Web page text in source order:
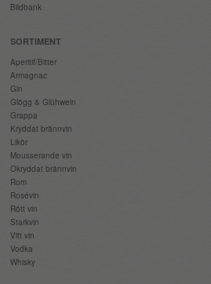
Bildbank
SORTIMENT
Aperitif/Bitter
Armagnac
Gin
Glögg & Glühwein
Grappa
Kryddat brännvin
Likör
Mousserande vin
Okryddat brännvin
Rom
Rosévin
Rött vin
Starkvin
Vitt vin
Vodka
Whisky